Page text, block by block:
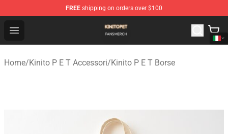
FREE shipping on orders over $100
Open menu
Kinito P E T Shop - Official Kinito P E T Merchandise
Home/Kinito P E T Accessori/Kinito P E T Borse